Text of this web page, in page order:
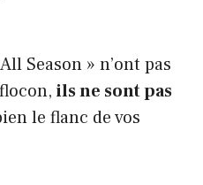
Season » n’ont pas
ils ne sont pas
le flanc de vos